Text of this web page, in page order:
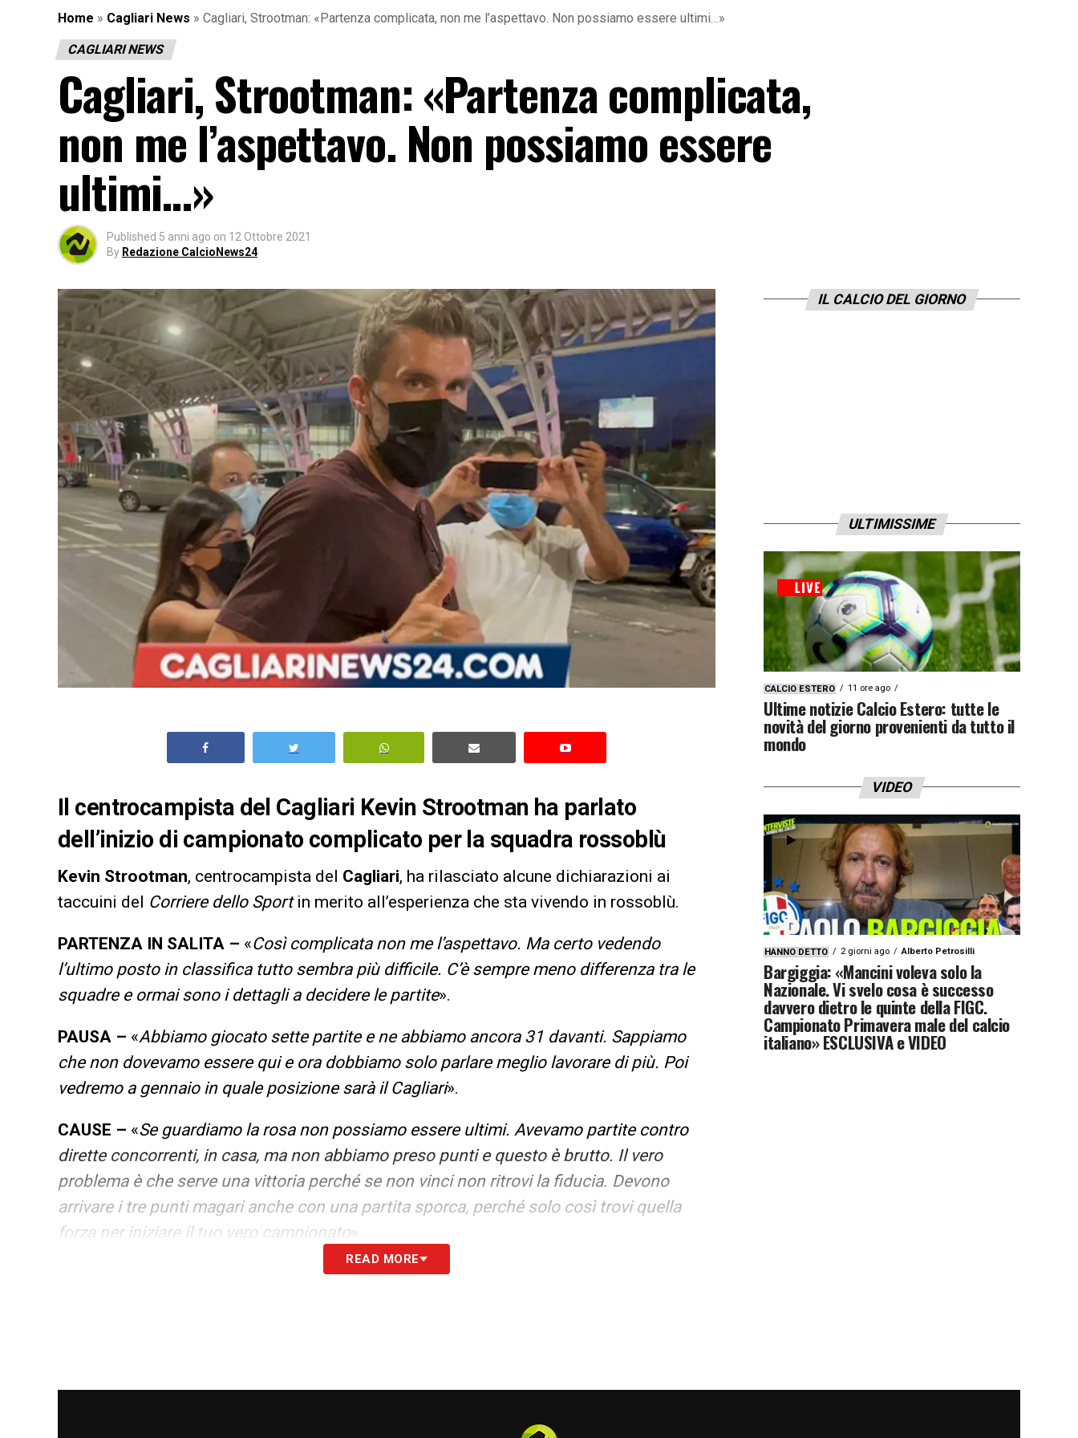
Home » Cagliari News » Cagliari, Strootman: «Partenza complicata, non me l’aspettavo. Non possiamo essere ultimi…»
CAGLIARI NEWS
Cagliari, Strootman: «Partenza complicata,
non me l’aspettavo. Non possiamo essere
ultimi…»
Published 5 anni ago on 12 Ottobre 2021
By Redazione CalcioNews24
Il centrocampista del Cagliari Kevin Strootman ha parlato
dell’inizio di campionato complicato per la squadra rossoblù
Kevin Strootman, centrocampista del Cagliari, ha rilasciato alcune dichiarazioni ai
taccuini del Corriere dello Sportin merito all’esperienza che sta vivendo in rossoblù.
PARTENZA IN SALITA – «Così complicata non me l’aspettavo. Ma certo vedendo
l’ultimo posto in classifica tutto sembra più difficile. C’è sempre meno differenza tra le
squadre e ormai sono i dettagli a decidere le partite».
PAUSA – «Abbiamo giocato sette partite e ne abbiamo ancora 31 davanti. Sappiamo
che non dovevamo essere qui e ora dobbiamo solo parlare meglio lavorare di più. Poi
vedremo a gennaio in quale posizione sarà il Cagliari».
CAUSE – «Se guardiamo la rosa non possiamo essere ultimi. Avevamo partite contro
dirette concorrenti, in casa, ma non abbiamo preso punti e questo è brutto. Il vero
problema è che serve una vittoria perché se non vinci non ritrovi la fiducia. Devono
arrivare i tre punti magari anche con una partita sporca, perché solo così trovi quella
forza per iniziare il tuo vero campionato».
Non stiamo facendo bene e questo lo sappiamo tutti, ma siamo pronti a fare
mister ci sta dando tanta fiducia e ha cercato di far entrare nella testa dei giocatori e le
READ MORE
IL CALCIO DEL GIORNO
ULTIMISSIME
CALCIO ESTERO 11 ore ago
Ultime notizie Calcio Estero: tutte le
novità del giorno provenienti da tutto il
mondo
VIDEO
HANNO DETTO 2 giorni ago Alberto Petrosilli
Bargiggia: «Mancini voleva solo la
Nazionale. Vi svelo cosa è successo
davvero dietro le quinte della FIGC.
Campionato Primavera male del calcio
italiano» ESCLUSIVA e VIDEO